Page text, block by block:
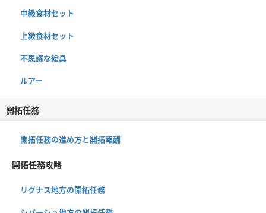
中級食材セット
上級食材セット
不思議な絵具
ルアー
開拓任務
開拓任務の進め方と開拓報酬
開拓任務攻略
リグナス地方の開拓任務